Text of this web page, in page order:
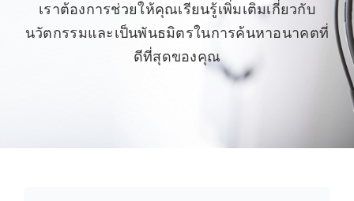
เราต้องการช่วยให้คุณเรียนรู้เพิ่มเติมเกี่ยวกับ
นวัตกรรมและเป็นพันธมิตรในการค้นหาอนาคตที่
ดีที่สุดของคุณ